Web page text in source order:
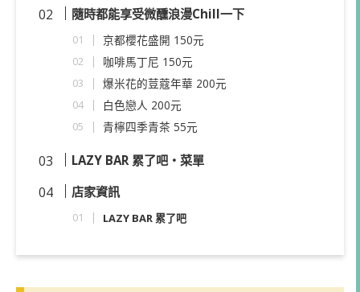
隨時都能享受微醺浪漫Chill一下
京都櫻花盛開 150元
咖啡馬丁尼 150元
爆米花的荳蔻年華 200元
白色戀人 200元
青檸四季青茶 55元
LAZY BAR 累了吧・菜單
店家資訊
LAZY BAR 累了吧